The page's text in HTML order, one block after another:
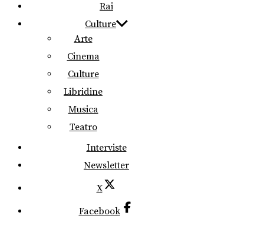
Rai
Culture
Arte
Cinema
Culture
Libridine
Musica
Teatro
Interviste
Newsletter
X
Facebook